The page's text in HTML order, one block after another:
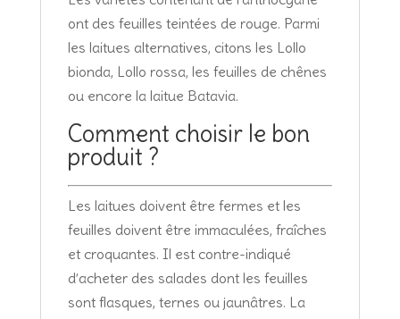
ont des feuilles teintées de rouge. Parmi
les laitues alternatives, citons les Lollo
bionda, Lollo rossa, les feuilles de chênes
ou encore la laitue Batavia.
Comment choisir le bon
produit ?
Les laitues doivent être fermes et les
feuilles doivent être immaculées, fraîches
et croquantes. Il est contre-indiqué
d’acheter des salades dont les feuilles
sont flasques, ternes ou jaunâtres. La